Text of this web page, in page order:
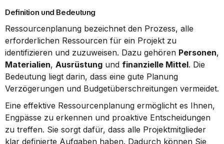
Definition und Bedeutung
Ressourcenplanung bezeichnet den Prozess, alle
erforderlichen Ressourcen für ein Projekt zu
identifizieren und zuzuweisen. Dazu gehören Personen
Materialien, Ausrüstung und finanzielle Mittel. Die
Bedeutung liegt darin, dass eine gute Planung
Verzögerungen und Budgetüberschreitungen vermeidet.
Eine effektive Ressourcenplanung ermöglicht es Ihnen,
Engpässe zu erkennen und proaktive Entscheidungen
zu treffen. Sie sorgt dafür, dass alle Projektmitglieder
klar definierte Aufgaben haben. Dadurch können Sie